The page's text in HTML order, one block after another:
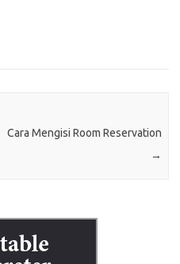
Cara Mengisi Room Reservation
→